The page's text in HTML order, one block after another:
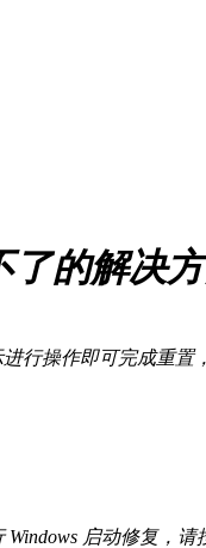
了的解决
行操作即可完成重
启动修复，请